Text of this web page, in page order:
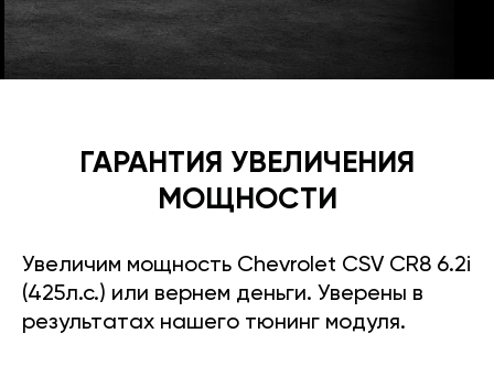
ГАРАНТИЯ УВЕЛИЧЕНИЯ
МОЩНОСТИ
Увеличим мощность Chevrolet CSV CR8 6.2i
(425л.с.) или вернем деньги. Уверены в
результатах нашего тюнинг модуля.